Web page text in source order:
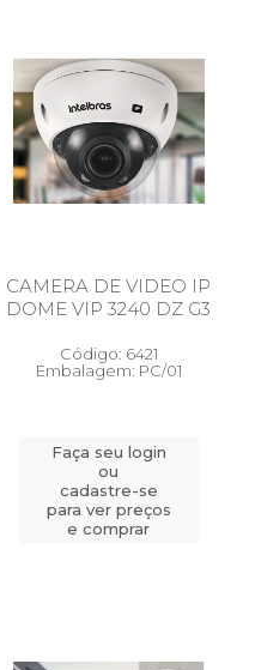
CAMERA DE VIDEO IP
DOME VIP 3240 DZ G3
Código: 6421
Embalagem: PC/01
Faça seu login
ou
cadastre-se
para ver preços
e comprar